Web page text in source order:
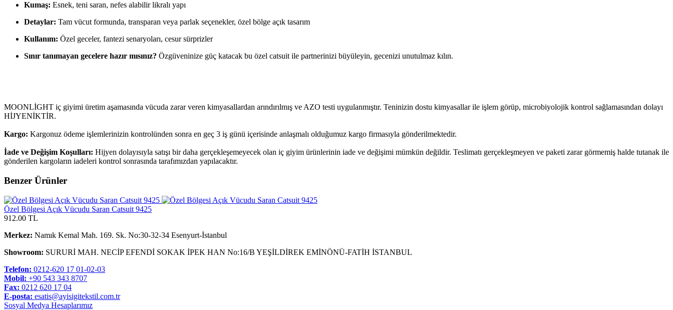
Kumaş: Esnek, teni saran, nefes alabilir likralı yapı
Detaylar: Tam vücut formunda, transparan veya parlak seçenekler, özel bölge açık tasarım
Kullanım: Özel geceler, fantezi senaryoları, cesur sürprizler
Sınır tanımayan gecelere hazır mısınız? Özgüveninize güç katacak bu özel catsuit ile partnerinizi büyüleyin, gecenizi unutulmaz kılın.
MOONLİGHT iç giyimi üretim aşamasında vücuda zarar veren kimyasallardan arındırılmış ve AZO testi uygulanmıştır. Teninizin dostu kimyasallar ile işlem görüp, microbiyolojik kontrol sağlamasından dolayı
HİJYENİKTİR.
Kargo: Kargonuz ödeme işlemlerinizin kontrolünden sonra en geç 3 iş günü içerisinde anlaşmalı olduğumuz kargo firmasıyla gönderilmektedir.
İade ve Değişim Koşulları: Hijyen dolayısıyla satışı bir daha gerçekleşemeyecek olan iç giyim ürünlerinin iade ve değişimi mümkün değildir. Teslimatı gerçekleşmeyen ve paketi zarar görmemiş halde tutanak ile
gönderilen kargoların iadeleri kontrol sonrasında tarafımızdan yapılacaktır.
Benzer Ürünler
Özel Bölgesi Açık Vücudu Saran Catsuit 9425
912.00 TL
Merkez: Namık Kemal Mah. 169. Sk. No:30-32-34 Esenyurt-İstanbul
Showroom: SURURİ MAH. NECİP EFENDİ SOKAK İPEK HAN No:16/B YEŞİLDİREK EMİNÖNÜ-FATİH İSTANBUL
Telefon: 0212-620 17 01-02-03
Mobil: +90 543 343 8707
Fax: 0212 620 17 04
E-posta: esatis@ayisigitekstil.com.tr
Sosyal Medya Hesaplarımız